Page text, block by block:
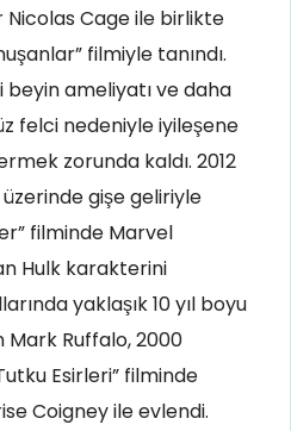
Nicolas Cage ile birlikte
filmiyle tanındı.
beyin ameliyatı ve daha
felci nedeniyle iyileşene
zorunda kaldı. 2012
üzerinde gişe geliriyle
filminde Marvel
Hulk karakterini
yaklaşık 10 yıl boyu
Mark Ruffalo, 2000
Esirleri” filminde
Coigney ile evlendi.